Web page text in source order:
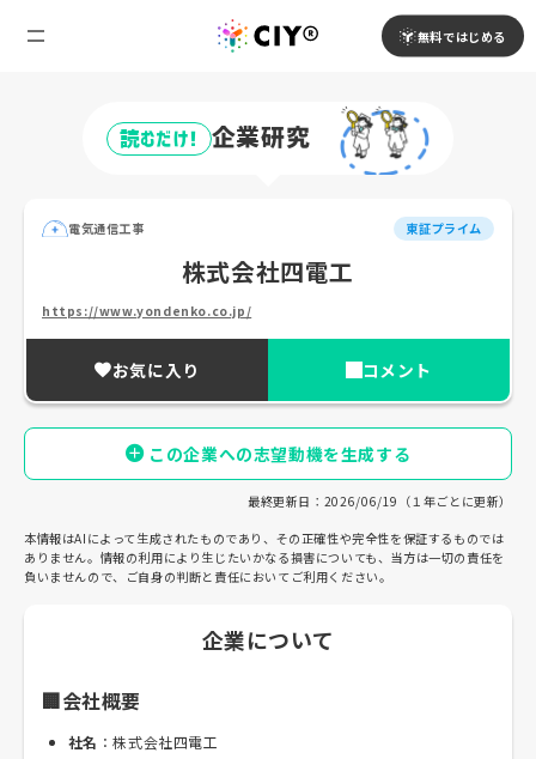
無料ではじめる
読むだけ! 企業研究
電気通信工事 東証プライム
株式会社四電工
https://www.yondenko.co.jp/
お気に入り コメント
この企業への志望動機を生成する
最終更新日：2026/06/19（１年ごとに更新）
本情報はAIによって生成されたものであり、その正確性や完全性を保証するものでは
ありません。情報の利用により生じたいかなる損害についても、当方は一切の責任を
負いませんので、ご自身の判断と責任においてご利用ください。
企業について
🏢会社概要
社名 ：株式会社四電工